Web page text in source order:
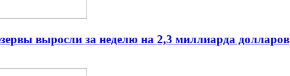
выросли за неделю на 2,3 миллиарда долларов